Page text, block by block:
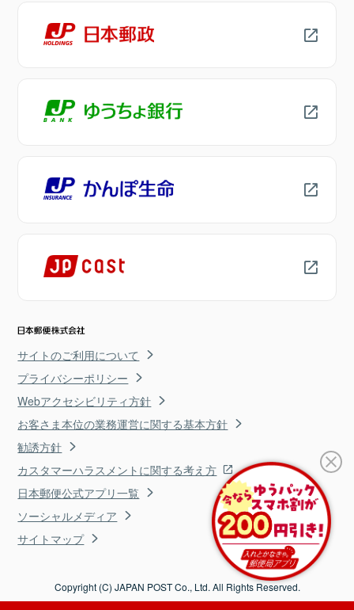
サイトのご利用について
プライバシーポリシー
Webアクセシビリティ方針
お客さま本位の業務運営に関する基本方針
勧誘方針
カスタマーハラスメントに関する考え方
日本郵便公式アプリ一覧
ソーシャルメディア
サイトマップ
Copyright (C) JAPAN POST Co., Ltd. All Rights Reserved.